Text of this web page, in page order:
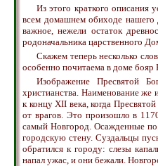
Из этого краткого описания
всем домашнем обиходе нашего
важное, нежели остаток
родоначальника царственного
Скажем теперь несколько
особенно почитаема в доме бояр
Изображение Пресвятой
христианства. Наименование
к концу XII века, когда
от врагов. Это произошло в
самый Новгород. Осажденные по
городскую стену. Суздальцы
обратился к городу: слезы
напал ужас, и они бежали.